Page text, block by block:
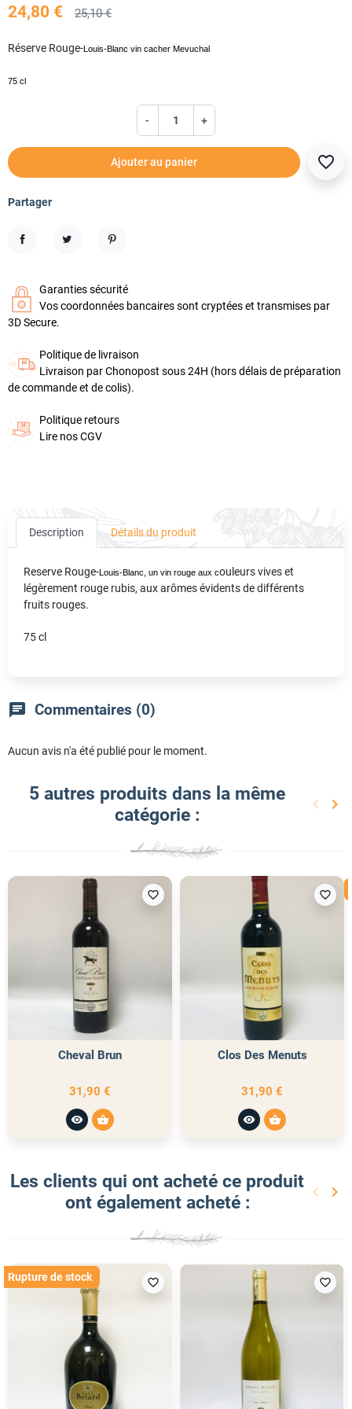
24,80 € 25,10 €
Réserve Rouge-Louis-Blanc vin cacher Mevuchal
75 cl
- +
Ajouter au panier favorite_border
Partager
Garanties sécurité
Vos coordonnées bancaires sont cryptées et transmises par
3D Secure.
Politique de livraison
Livraison par Chonopost sous 24H (hors délais de préparation
de commande et de colis).
Politique retours
Lire nos CGV
Description Détails du produit
Reserve Rouge- Louis-Blanc, un vin rouge aux couleurs vives et
légèrement rouge rubis, aux arômes évidents de différents
fruits rouges.
75 cl
chat Commentaires (0)
Aucun avis n'a été publié pour le moment.
5 autres produits dans la même
catégorie :
keyboard_arrow_left keyboard_arrow_right
favorite_border
Cheval Brun
31,90 €
visibility shopping_basket
favorite_border
Clos Des Menuts
31,90 €
visibility shopping_basket
Les clients qui ont acheté ce produit
ont également acheté :
keyboard_arrow_left keyboard_arrow_right
Rupture de stock favorite_border favorite_border